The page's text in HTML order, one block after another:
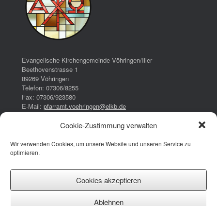
Cookie-Zustimmung verwalten
Wir verwenden Cookies, um unsere Website und unseren Service zu
optimieren.
Cookies akzeptieren
Ablehnen
Evangelische Kirchengemeinde Vöhringen/Iller
Beethovenstrasse 1
89269 Vöhringen
Telefon: 07306/8255
Fax: 07306/923580
E-Mail: pfarramt.voehringen@elkb.de
16:00 – 17:00 Uhr
Donnerstag: